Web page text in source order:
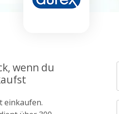
wenn du
einkaufen.